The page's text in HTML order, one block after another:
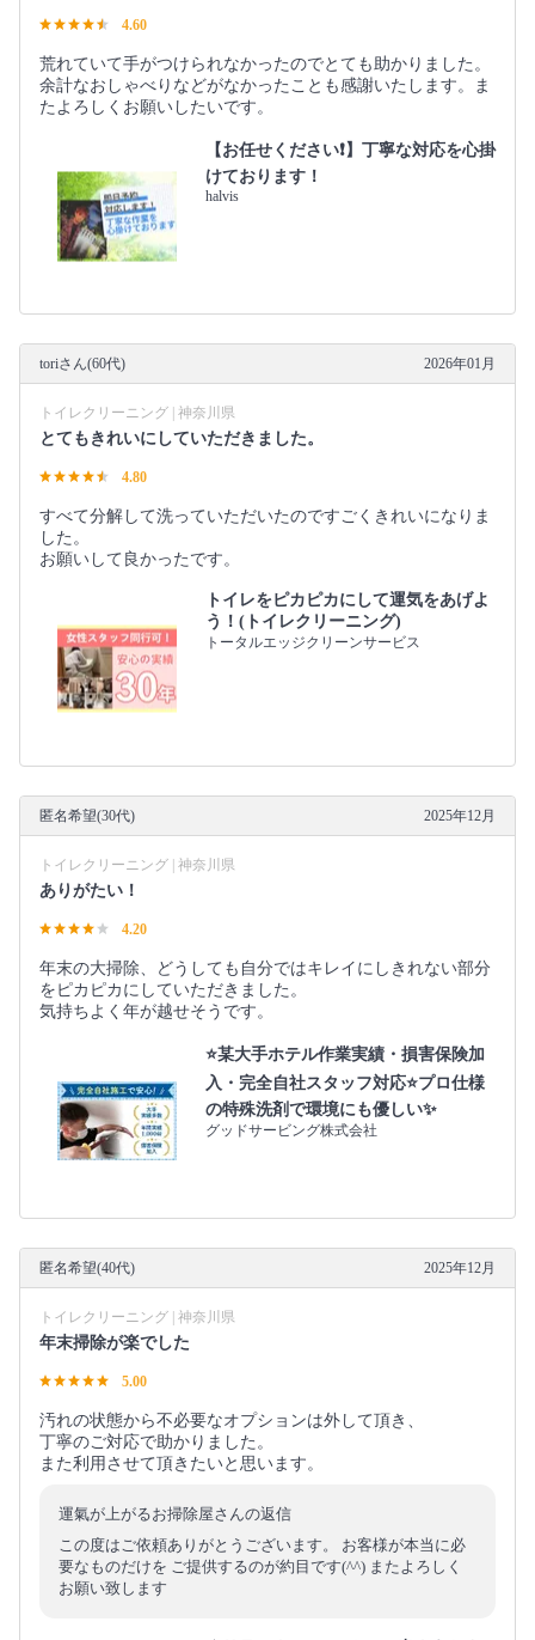
4.60
荒れていて手がつけられなかったのでとても助かりました。
余計なおしゃべりなどがなかったことも感謝いたします。ま
たよろしくお願いしたいです。
【お任せください❗️】丁寧な対応を心掛
けております！
halvis
toriさん(60代) 2026年01月
トイレクリーニング | 神奈川県
とてもきれいにしていただきました。
4.80
すべて分解して洗っていただいたのですごくきれいになりま
した。
お願いして良かったです。
トイレをピカピカにして運気をあげよ
う！(トイレクリーニング)
トータルエッジクリーンサービス
匿名希望(30代) 2025年12月
トイレクリーニング | 神奈川県
ありがたい！
4.20
年末の大掃除、どうしても自分ではキレイにしきれない部分
をピカピカにしていただきました。
気持ちよく年が越せそうです。
⭐某大手ホテル作業実績・損害保険加
入・完全自社スタッフ対応⭐プロ仕様
の特殊洗剤で環境にも優しい✨
グッドサービング株式会社
匿名希望(40代) 2025年12月
トイレクリーニング | 神奈川県
年末掃除が楽でした
5.00
汚れの状態から不必要なオプションは外して頂き、
丁寧のご対応で助かりました。
また利用させて頂きたいと思います。
運氣が上がるお掃除屋さんの返信
この度はご依頼ありがとうございます。 お客様が本当に必
要なものだけを ご提供するのが約目です(^^) またよろしく
お願い致します